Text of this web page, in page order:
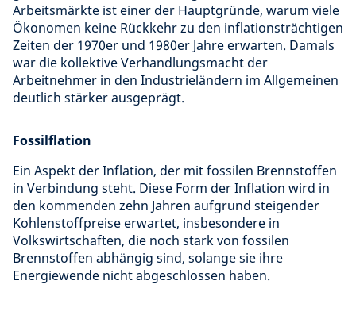
Arbeitsmärkte ist einer der Hauptgründe, warum viele
Ökonomen keine Rückkehr zu den inflationsträchtigen
Zeiten der 1970er und 1980er Jahre erwarten. Damals
war die kollektive Verhandlungsmacht der
Arbeitnehmer in den Industrieländern im Allgemeinen
deutlich stärker ausgeprägt.
Fossilflation
Ein Aspekt der Inflation, der mit fossilen Brennstoffen
in Verbindung steht. Diese Form der Inflation wird in
den kommenden zehn Jahren aufgrund steigender
Kohlenstoffpreise erwartet, insbesondere in
Volkswirtschaften, die noch stark von fossilen
Brennstoffen abhängig sind, solange sie ihre
Energiewende nicht abgeschlossen haben.